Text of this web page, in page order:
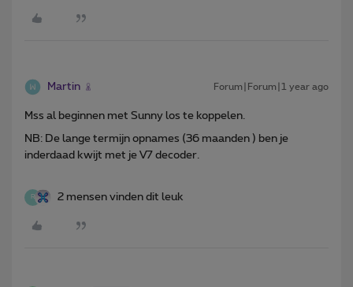
Martin Forum|Forum|1 year ago
Mss al beginnen met Sunny los te koppelen.
NB: De lange termijn opnames (36 maanden ) ben je
inderdaad kwijt met je V7 decoder.
R 2 mensen vinden dit leuk